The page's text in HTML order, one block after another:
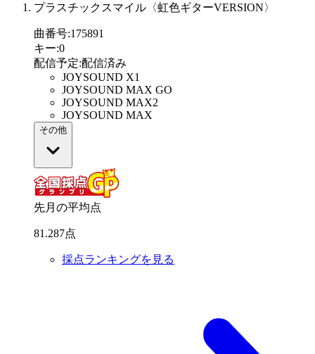
プラスチックスマイル〈虹色ギターVERSION〉
曲番号:175891
キー:0
配信予定:配信済み
JOYSOUND X1
JOYSOUND MAX GO
JOYSOUND MAX2
JOYSOUND MAX
その他
先月の平均点
81 .287点
採点ランキングを見る